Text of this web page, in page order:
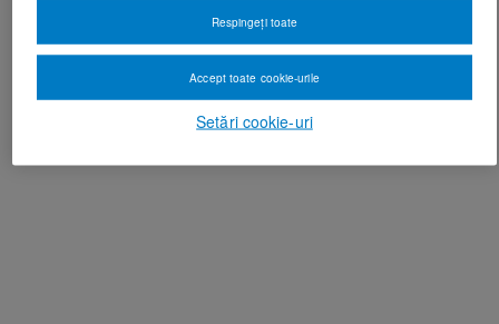
Setări cookie-uri
Respingeți toate
Accept toate cookie-urile